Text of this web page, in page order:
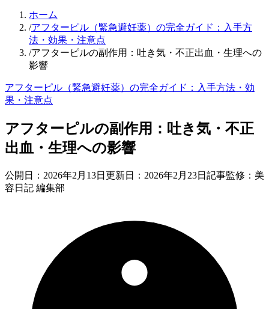
ホーム
/アフターピル（緊急避妊薬）の完全ガイド：入手方
法・効果・注意点
/アフターピルの副作用：吐き気・不正出血・生理への
影響
アフターピル（緊急避妊薬）の完全ガイド：入手方法・効
果・注意点
アフターピルの副作用：吐き気・不正
出血・生理への影響
公開日： 2026年2月13日 更新日： 2026年2月23日 記事監修：美
容日記 編集部